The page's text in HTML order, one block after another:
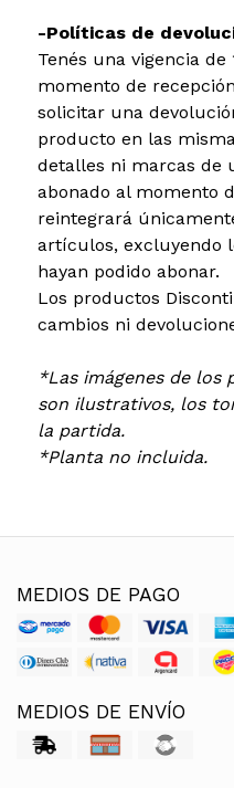
-Políticas de
Tenés una vigencia
momento de
solicitar una
producto en las
detalles ni marcas de
abonado al momento
reintegrará
artículos, excluyendo
hayan podido abonar.
Los productos
cambios ni
*Las imágenes de los
son ilustrativos, los
la partida.
*Planta no incluida.
MEDIOS DE PAGO
MEDIOS DE ENVÍO